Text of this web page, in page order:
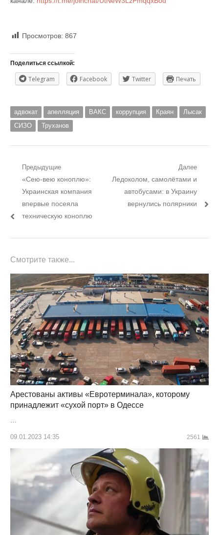
Просмотров: 867
Поделиться ссылкой:
Telegram Facebook Twitter Печать
адвокат апелляция ВАКС коррупция Краян
Лысак
СИЗО
Труханов
Навигация
по
записям
Предыдущие
Предыдущий
пост:
«Сею-вею коноплю»:
Украинская компания
впервые посеяла
техническую коноплю
Далее
Следующий
пост:
Ледоколом, самолётами и
автобусами: в Украину
вернулись полярники
Смотрите также...
Арестованы активы «Евротерминала», которому
принадлежит «сухой порт» в Одессе
…
09.01.2023 14:35 2561